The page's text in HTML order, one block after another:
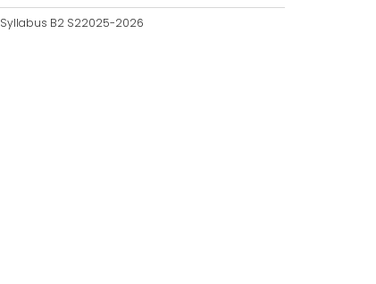
Syllabus B2 S22025-2026